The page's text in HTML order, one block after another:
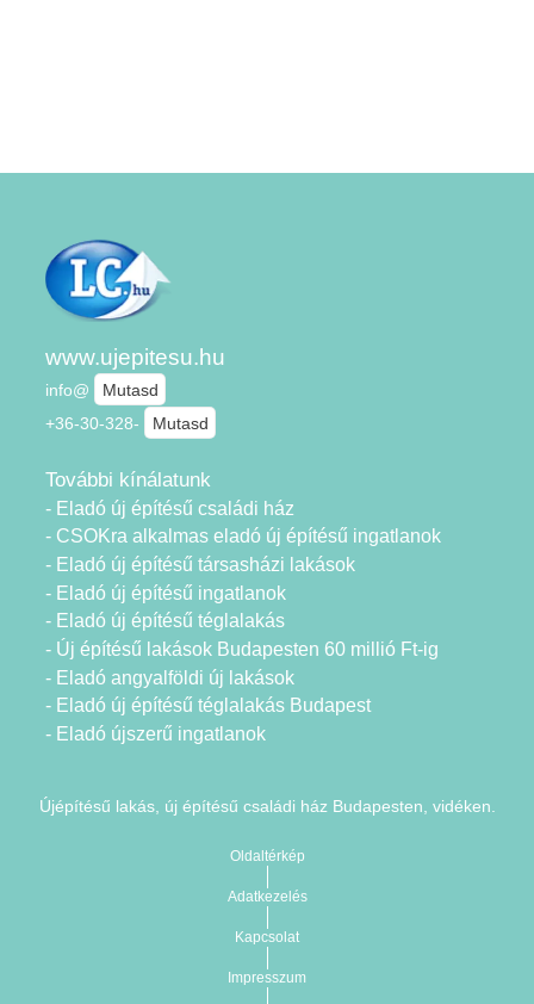
www.ujepitesu.hu
info@
Mutasd
+36-30-328-
Mutasd
További kínálatunk
- Eladó új építésű családi ház
- CSOKra alkalmas eladó új építésű ingatlanok
- Eladó új építésű társasházi lakások
- Eladó új építésű ingatlanok
- Eladó új építésű téglalakás
- Új építésű lakások Budapesten 60 millió Ft-ig
- Eladó angyalföldi új lakások
- Eladó új építésű téglalakás Budapest
- Eladó újszerű ingatlanok
Újépítésű lakás, új építésű családi ház Budapesten, vidéken.
Oldaltérkép
Adatkezelés
Kapcsolat
Impresszum